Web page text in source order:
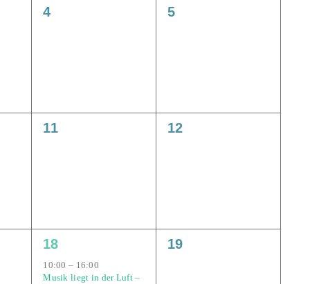
0
4
0
5
0
11
0
12
2
Veranstaltungen,
18
10:00 – 16:00
Musik liegt in der Luft –
0
19